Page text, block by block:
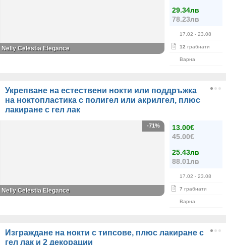
29.34лв
78.23лв
17.02 - 23.08
12 грабнати
Варна
Nelly Celestia Elegance
Укрепване на естествени нокти или поддръжка
на ноктопластика с полигел или акрилгел, плюс
лакиране с гел лак
13.00€
45.00€
25.43лв
88.01лв
17.02 - 23.08
7 грабнати
Варна
-71%
Nelly Celestia Elegance
Изграждане на нокти с типсове, плюс лакиране с
гел лак и 2 декорации